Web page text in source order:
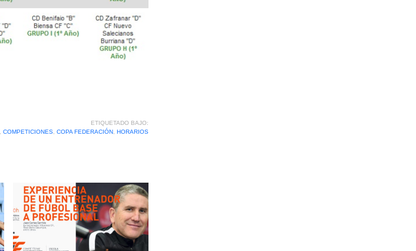
ETIQUETADO BAJO:
COMPETICIONES, COPA FEDERACIÓN, HORARIOS